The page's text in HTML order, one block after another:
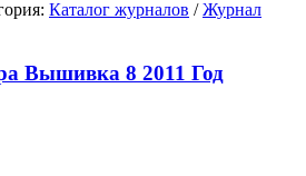
Каталог журналов /Журнал
Вышивка 8 2011 Год